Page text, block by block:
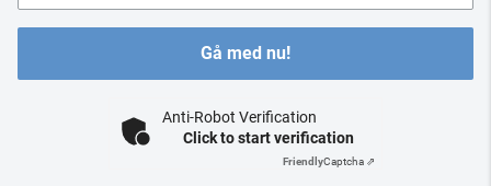
Gå med nu!
Anti-Robot Verification
Click to start verification
FriendlyCaptcha ⇗